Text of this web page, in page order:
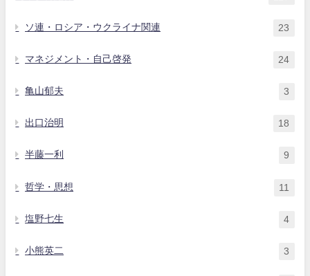
ソ連・ロシア・ウクライナ関連 23
マネジメント・自己啓発 24
亀山郁夫 3
出口治明 18
半藤一利 9
哲学・思想 11
塩野七生 4
小熊英二 3